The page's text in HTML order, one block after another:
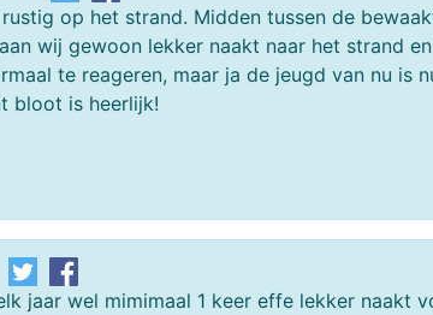
op het strand. Midden tussen de
wij gewoon lekker naakt naar het strand
te reageren, maar ja de jeugd van nu is
bloot is heerlijk!
jaar wel mimimaal 1 keer effe lekker naakt